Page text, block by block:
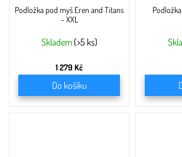
Podložka pod myš Eren and Titans
- XXL
Skladem (>5 ks)
1 279 Kč
Do košíku